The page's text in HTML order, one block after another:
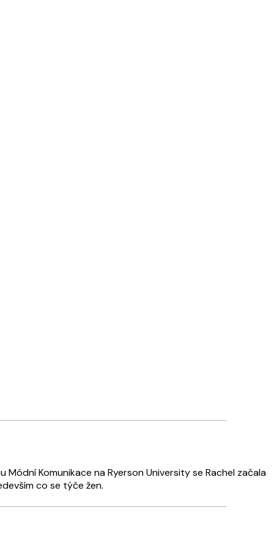
Komunikace na Ryerson University se Rachel začala
co se týče žen.